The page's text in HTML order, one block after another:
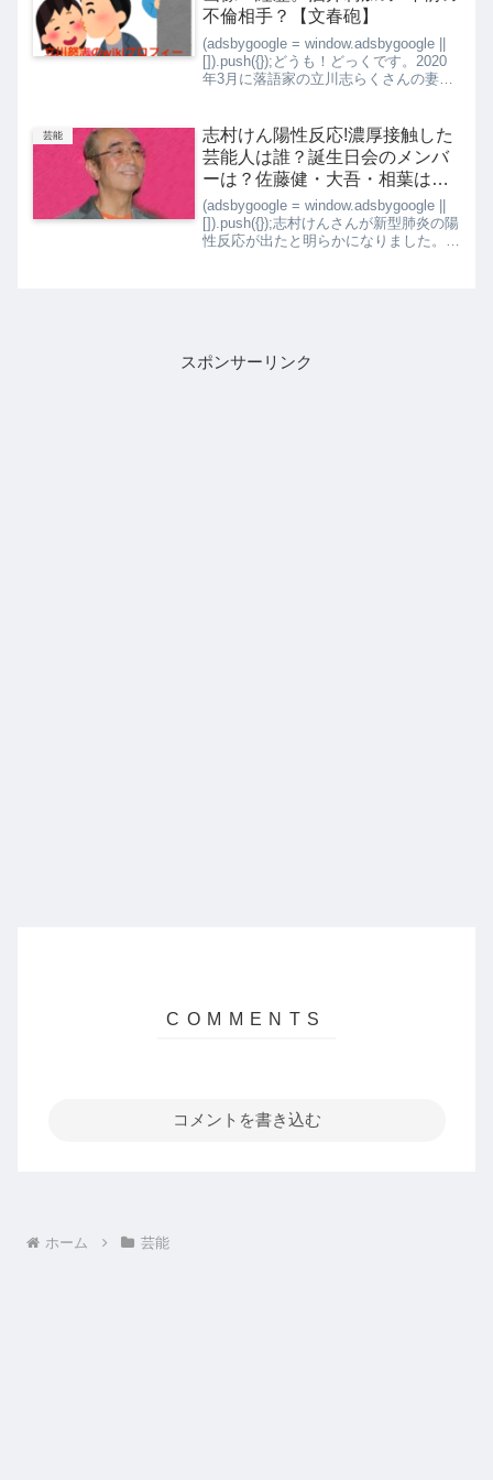
不倫相手？【文春砲】
(adsbygoogle = window.adsbygoogle ||
[]).push({});どうも！どっくです。2020
年3月に落語家の立川志らくさんの妻・
た。...
芸能
志村けん陽性反応!濃厚接触した
芸能人は誰？誕生日会のメンバ
ーは？佐藤健・大吾・相葉は大
丈夫？
(adsbygoogle = window.adsbygoogle ||
[]).push({});志村けんさんが新型肺炎の陽
性反応が出たと明らかになりました。
スポンサーリンク
コメントを書き込む
ホーム 芸能